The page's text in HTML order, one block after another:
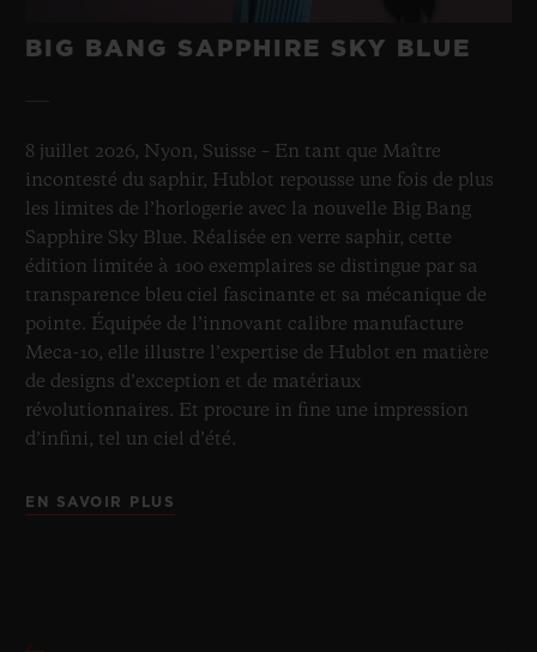
BIG BANG SAPPHIRE SKY BLUE
8 juillet 2026, Nyon, Suisse – En tant que Maître
incontesté du saphir, Hublot repousse une fois de plus
les limites de l’horlogerie avec la nouvelle Big Bang
Sapphire Sky Blue. Réalisée en verre saphir, cette
édition limitée à 100 exemplaires se distingue par sa
transparence bleu ciel fascinante et sa mécanique de
pointe. Équipée de l’innovant calibre manufacture
Meca-10, elle illustre l’expertise de Hublot en matière
de designs d’exception et de matériaux
révolutionnaires. Et procure in fine une impression
d’infini, tel un ciel d’été.
EN SAVOIR PLUS